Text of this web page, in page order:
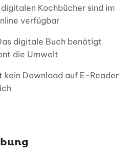
Kochbücher sind im
verfügbar
digitale Buch benötigt
die Umwelt
kein Download auf E-Reader